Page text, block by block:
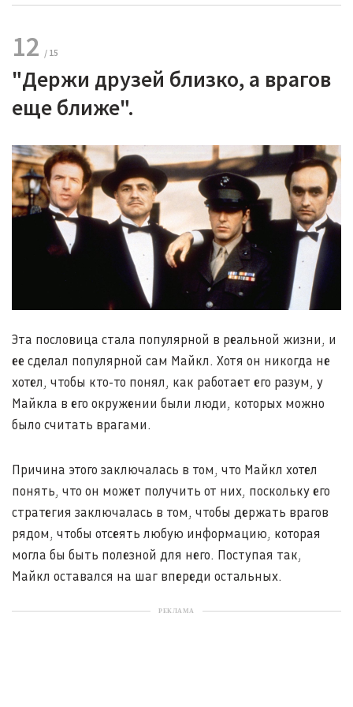
12
"Держи друзей близко, а врагов
еще ближе".
Эта пословица стала популярной в реальной жизни, и
ее сделал популярной сам Майкл. Хотя он никогда не
хотел, чтобы кто-то понял, как работает его разум, у
Майкла в его окружении были люди, которых можно
было считать врагами.
Причина этого заключалась в том, что Майкл хотел
понять, что он может получить от них, поскольку его
стратегия заключалась в том, чтобы держать врагов
рядом, чтобы отсеять любую информацию, которая
могла бы быть полезной для него. Поступая так,
Майкл оставался на шаг впереди остальных.
РЕКЛАМА